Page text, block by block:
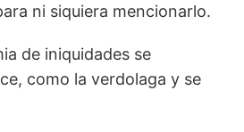
ni siquiera mencionarlo.
de iniquidades se
como la verdolaga y se